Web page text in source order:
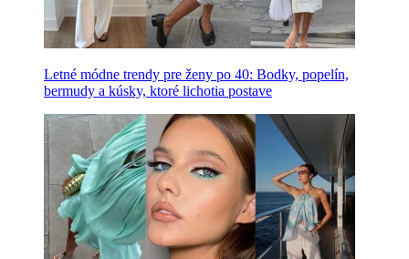
Letné módne trendy pre ženy po 40: Bodky, popelín,
bermudy a kúsky, ktoré lichotia postave